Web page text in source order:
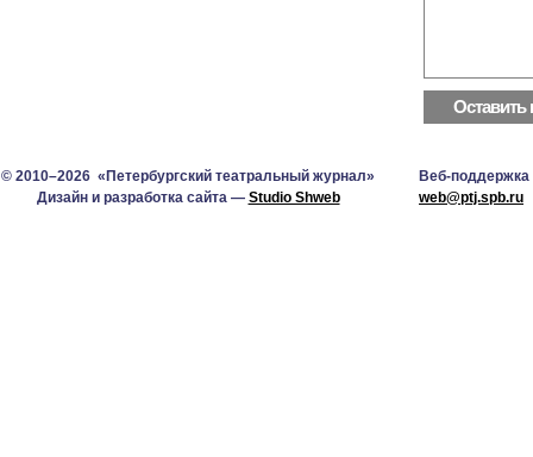
© 2010–2026 «Петербургский театральный журнал»
Дизайн и разработка сайта — Studio Shweb
Веб-поддержка
web@ptj.spb.ru